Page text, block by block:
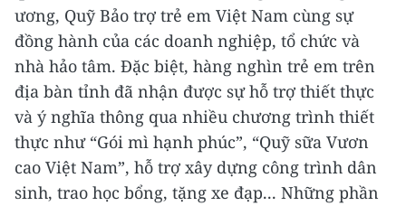
ương, Quỹ Bảo trợ trẻ em Việt Nam cùng sự
đồng hành của các doanh nghiệp, tổ chức và
nhà hảo tâm. Đặc biệt, hàng nghìn trẻ em trên
địa bàn tỉnh đã nhận được sự hỗ trợ thiết thực
và ý nghĩa thông qua nhiều chương trình thiết
thực như “Gói mì hạnh phúc”, “Quỹ sữa Vươn
cao Việt Nam”, hỗ trợ xây dựng công trình dân
sinh, trao học bổng, tặng xe đạp... Những phần